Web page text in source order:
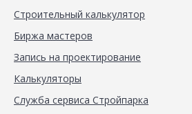
Строительный калькулятор
Биржа мастеров
Запись на проектирование
Калькуляторы
Служба сервиса Стройпарка